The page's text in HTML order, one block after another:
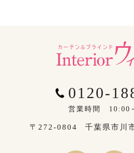
0120-
営業時間 10:00
〒272-0804 千葉県市川